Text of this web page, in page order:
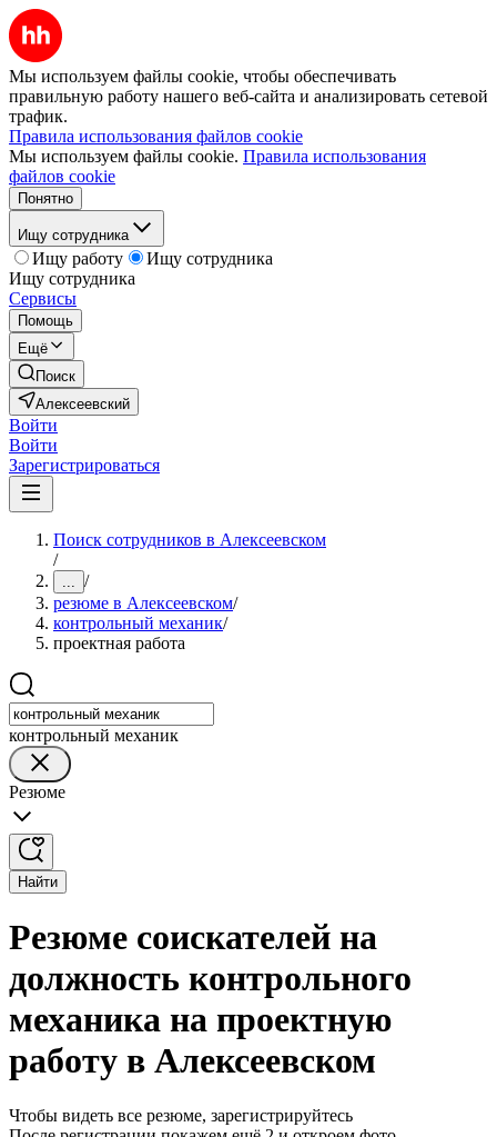
Мы используем файлы cookie, чтобы обеспечивать
правильную работу нашего веб-сайта и анализировать сетевой
трафик.
Правила использования файлов cookie
Мы используем файлы cookie. Правила использования
файлов cookie
Понятно
Ищу сотрудника
Ищу работу
Ищу сотрудника
Ищу сотрудника
Сервисы
Помощь
Ещё
Поиск
Алексеевский
Войти
Войти
Зарегистрироваться
Поиск сотрудников в Алексеевском
/
... /
резюме в Алексеевском/
контрольный механик/
проектная работа
контрольный механик
Резюме
Найти
Резюме соискателей на
должность контрольного
механика на проектную
работу в Алексеевском
Чтобы видеть все резюме, зарегистрируйтесь